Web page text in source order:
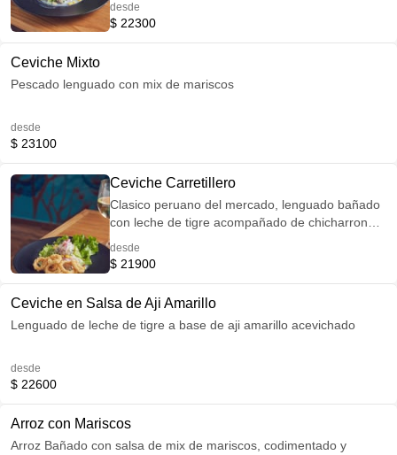
desde
$ 22300
Ceviche Mixto
Pescado lenguado con mix de mariscos
desde
$ 23100
Ceviche Carretillero
Clasico peruano del mercado, lenguado bañado
con leche de tigre acompañado de chicharrones
desde
$ 21900
Ceviche en Salsa de Aji Amarillo
Lenguado de leche de tigre a base de aji amarillo acevichado
desde
$ 22600
Arroz con Mariscos
Arroz Bañado con salsa de mix de mariscos, codimentado y